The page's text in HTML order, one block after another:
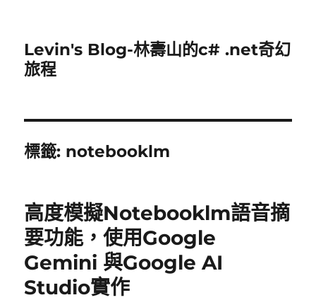
Levin's Blog-林壽山的c# .net奇幻
旅程
標籤: notebooklm
高度模擬Notebooklm語音摘
要功能，使用Google
Gemini 與Google AI
Studio實作